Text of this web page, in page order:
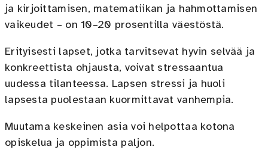
ja kirjoittamisen, matematiikan ja hahmottamisen
vaikeudet – on 10–20 prosentilla väestöstä.
Erityisesti lapset, jotka tarvitsevat hyvin selvää ja
konkreettista ohjausta, voivat stressaantua
uudessa tilanteessa. Lapsen stressi ja huoli
lapsesta puolestaan kuormittavat vanhempia.
Muutama keskeinen asia voi helpottaa kotona
opiskelua ja oppimista paljon.